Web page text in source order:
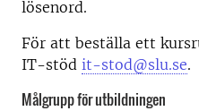
lösenord.
För att beställa ett
IT-stöd it-stod@slu.se.
Målgrupp för utbildningen